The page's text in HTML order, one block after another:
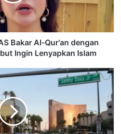
Bakar Al-Qur'an dengan
Ingin Lenyapkan Islam